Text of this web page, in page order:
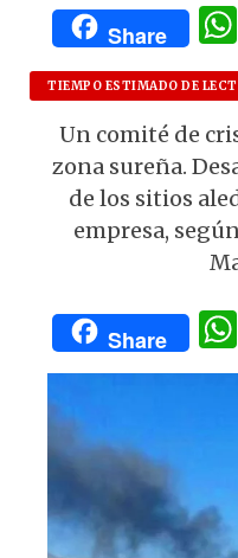
Share
TIEMPO ESTIMADO DE
Un comité de
zona sureña.
de los sitios
empresa,
Share